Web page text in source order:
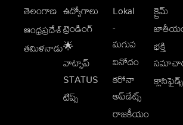
తెలంగాణ
ఆంధ్రప్రదేశ్
తమిళనాడు
ఉద్యోగాలు
ట్రెండింగ్
🌟
వాట్సాప్
STATUS
టిప్స్
Lokal
-
మగువ
వినోదం
కరోనా
అప్‌డేట్స్
రాజకీయం
క్రైమ్
భక్తి
క్లాసిఫైడ్స్